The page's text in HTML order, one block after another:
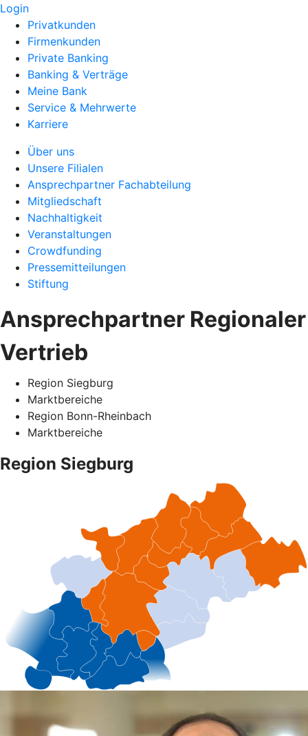
Login
Privatkunden
Firmenkunden
Private Banking
Banking & Verträge
Meine Bank
Service & Mehrwerte
Karriere
Über uns
Unsere Filialen
Ansprechpartner Fachabteilung
Mitgliedschaft
Nachhaltigkeit
Veranstaltungen
Crowdfunding
Pressemitteilungen
Stiftung
Ansprechpartner Regionaler
Vertrieb
Region Siegburg
Marktbereiche
Region Bonn-Rheinbach
Marktbereiche
Region Siegburg